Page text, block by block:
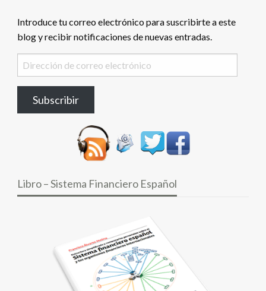
Introduce tu correo electrónico para suscribirte a este
blog y recibir notificaciones de nuevas entradas.
Dirección
de
electrónico
Subscribir
Libro – Sistema Financiero Español